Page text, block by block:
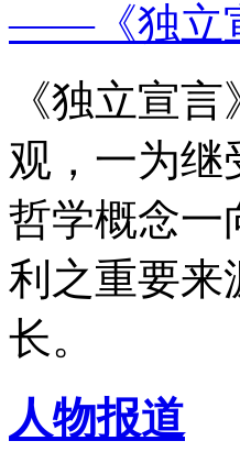
——《独立
《独立宣
观，一为继
哲学概念一
利之重要来
长。
人物报道